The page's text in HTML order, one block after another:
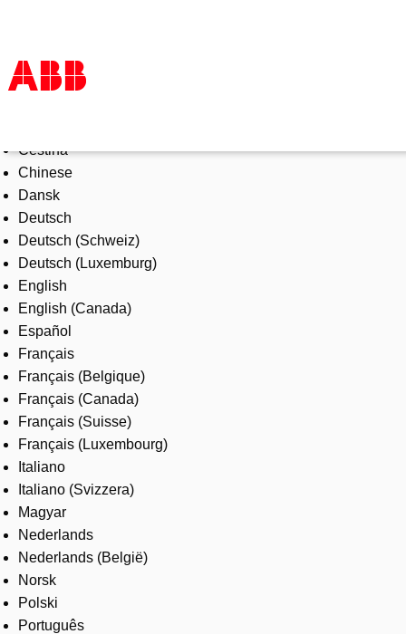
Products & Solutions
Industries
Services
About us
Where to buy
Contact us
Careers
Čeština
Chinese
Dansk
Deutsch
Deutsch (Schweiz)
Deutsch (Luxemburg)
English
English (Canada)
Español
Français
Français (Belgique)
Français (Canada)
Français (Suisse)
Français (Luxembourg)
Italiano
Italiano (Svizzera)
Magyar
Nederlands
Nederlands (België)
Norsk
Polski
Português